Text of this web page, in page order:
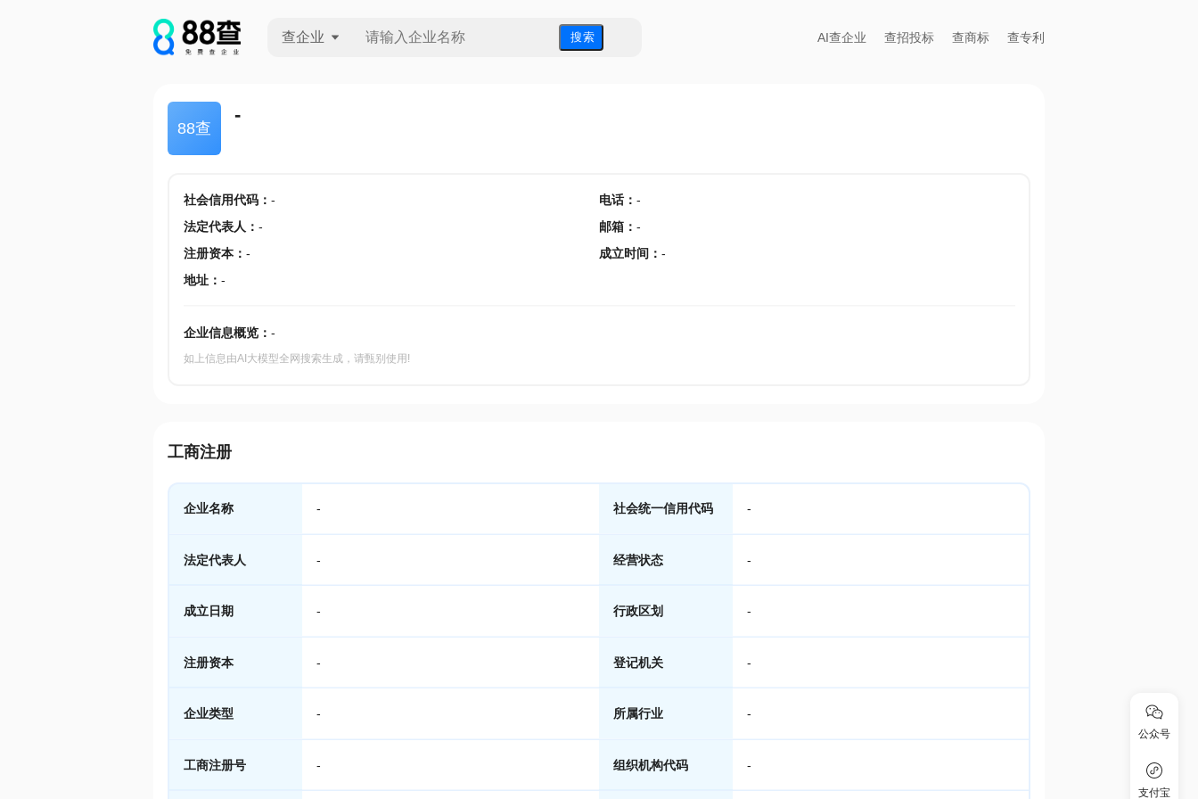
查企业 搜 索 AI查企业 查招投标 查商标 查专利
88查
-
社会信用代码： - 电话： -
法定代表人 ： - 邮箱 ： -
注册资本： - 成立时间 ： -
地址： -
企业信息概览： -
如上信息由AI大模型全网搜索生成，请甄别使用!
工商注册
企业名称 - 社会统一信用代码 -
法定代表人 - 经营状态 -
成立日期 - 行政区划 -
注册资本 - 登记机关 -
企业类型 - 所属行业 -
工商注册号 - 组织机构代码 -
公众号
支付宝